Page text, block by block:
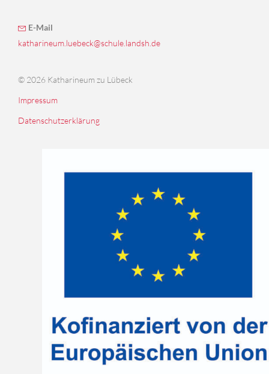
E-Mail
katharineum.luebeck@schule.landsh.de
© 2026 Katharineum zu Lübeck
Impressum
Datenschutzerklärung